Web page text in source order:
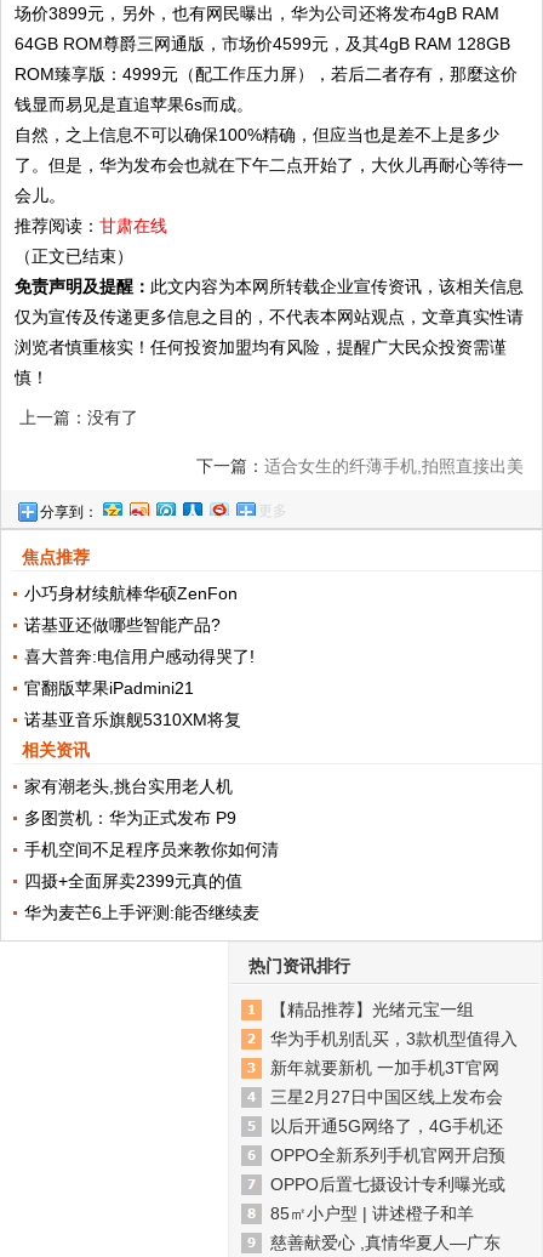
场价3899元，另外，也有网民曝出，华为公司还将发布4gB RAM
64GB ROM尊爵三网通版，市场价4599元，及其4gB RAM 128GB
ROM臻享版：4999元（配工作压力屏），若后二者存有，那麼这价
钱显而易见是直追苹果6s而成。
自然，之上信息不可以确保100%精确，但应当也是差不上是多少
了。但是，华为发布会也就在下午二点开始了，大伙儿再耐心等待一
会儿。
推荐阅读：甘肃在线
（正文已结束）
免责声明及提醒： 此文内容为本网所转载企业宣传资讯，该相关信息
仅为宣传及传递更多信息之目的，不代表本网站观点，文章真实性请
浏览者慎重核实！任何投资加盟均有风险，提醒广大民众投资需谨
慎！
上一篇：没有了
下一篇： 适合女生的纤薄手机,拍照直接出美
分享到： 更多
焦点推荐
小巧身材续航棒华硕ZenFon
诺基亚还做哪些智能产品?
喜大普奔:电信用户感动得哭了!
官翻版苹果iPadmini21
诺基亚音乐旗舰5310XM将复
相关资讯
家有潮老头,挑台实用老人机
多图赏机：华为正式发布 P9
手机空间不足程序员来教你如何清
四摄+全面屏卖2399元真的值
华为麦芒6上手评测:能否继续麦
热门资讯排行
【精品推荐】光绪元宝一组
华为手机别乱买，3款机型值得入
新年就要新机 一加手机3T官网
三星2月27日中国区线上发布会
以后开通5G网络了，4G手机还
OPPO全新系列手机官网开启预
OPPO后置七摄设计专利曝光或
85㎡小户型 | 讲述橙子和羊
慈善献爱心 ,真情华夏人—广东